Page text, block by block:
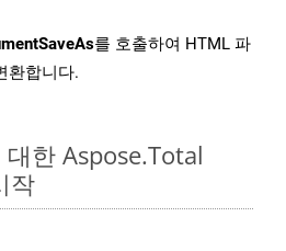
를 호출하여 HTML 파
환합니다.
한 Aspose.Total
작